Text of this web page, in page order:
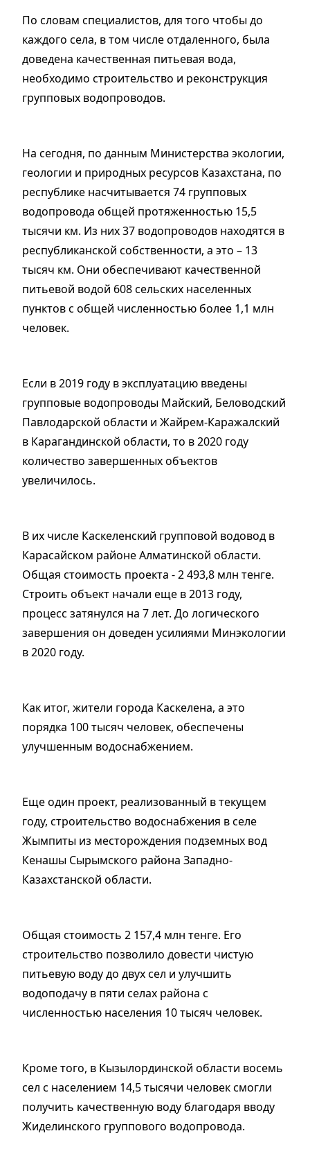
По словам специалистов, для того чтобы до
каждого села, в том числе отдаленного, была
доведена качественная питьевая вода,
необходимо строительство и реконструкция
групповых водопроводов.
На сегодня, по данным Министерства экологии,
геологии и природных ресурсов Казахстана, по
республике насчитывается 74 групповых
водопровода общей протяженностью 15,5
тысячи км. Из них 37 водопроводов находятся в
республиканской собственности, а это – 13
тысяч км. Они обеспечивают качественной
питьевой водой 608 сельских населенных
пунктов с общей численностью более 1,1 млн
человек.
Если в 2019 году в эксплуатацию введены
групповые водопроводы Майский, Беловодский
Павлодарской области и Жайрем-Каражалский
в Карагандинской области, то в 2020 году
количество завершенных объектов
увеличилось.
В их числе Каскеленский групповой водовод в
Карасайском районе Алматинской области.
Общая стоимость проекта - 2 493,8 млн тенге.
Строить объект начали еще в 2013 году,
процесс затянулся на 7 лет. До логического
завершения он доведен усилиями Минэкологии
в 2020 году.
Как итог, жители города Каскелена, а это
порядка 100 тысяч человек, обеспечены
улучшенным водоснабжением.
Еще один проект, реализованный в текущем
году, строительство водоснабжения в селе
Жымпиты из месторождения подземных вод
Кенашы Сырымского района Западно-
Казахстанской области.
Общая стоимость 2 157,4 млн тенге. Его
строительство позволило довести чистую
питьевую воду до двух сел и улучшить
водоподачу в пяти селах района с
численностью населения 10 тысяч человек.
Кроме того, в Кызылординской области восемь
сел с населением 14,5 тысячи человек смогли
получить качественную воду благодаря вводу
Жиделинского группового водопровода.